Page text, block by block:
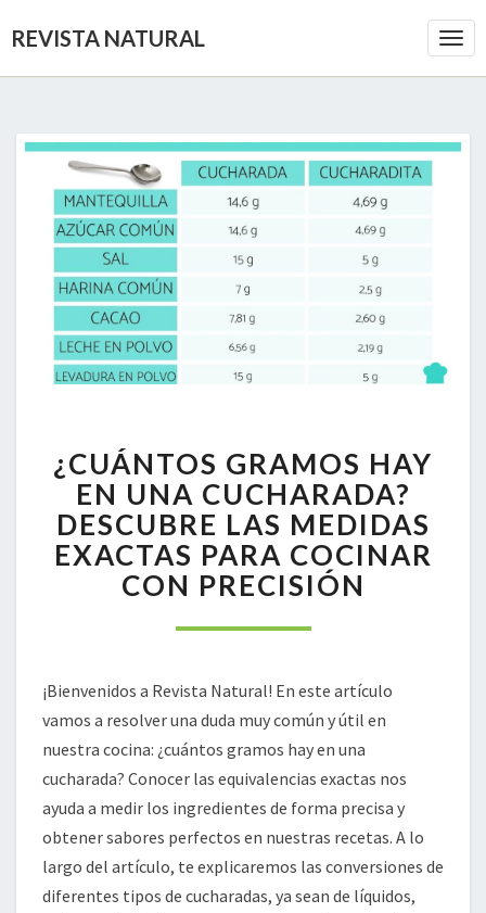
REVISTA NATURAL
GRAMOS
HAY
EN
UNA
CUCHARADA?
DESCUBRE
MEDIDAS
COCINAR
CON
PRECISIÓN
¿CUÁNTOS GRAMOS HAY
EN UNA CUCHARADA?
DESCUBRE LAS MEDIDAS
EXACTAS PARA COCINAR
CON PRECISIÓN
¡Bienvenidos a Revista Natural! En este artículo
vamos a resolver una duda muy común y útil en
nuestra cocina: ¿cuántos gramos hay en una
cucharada? Conocer las equivalencias exactas nos
ayuda a medir los ingredientes de forma precisa y
obtener sabores perfectos en nuestras recetas. A lo
largo del artículo, te explicaremos las conversiones de
diferentes tipos de cucharadas, ya sean de líquidos,